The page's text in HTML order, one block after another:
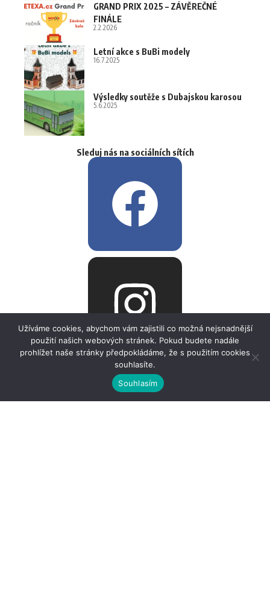
GRAND PRIX 2025 – ZÁVĚREČNÉ
FINÁLE
2.2.2026
Letní akce s BuBi modely
16.7.2025
Výsledky soutěže s Dubajskou karosou
5.6.2025
Sleduj nás na sociálních sítích
Užíváme cookies, abychom vám zajistili co možná nejsnadnější
použití našich webových stránek. Pokud budete nadále
prohlížet naše stránky předpokládáme, že s použitím cookies
souhlasíte.
Souhlasím